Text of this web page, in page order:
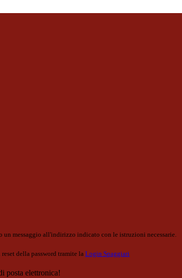
un messaggio all'indirizzo indicato con le istruzioni necessarie.
della password tramite la Login Spaggiari
posta elettronica!